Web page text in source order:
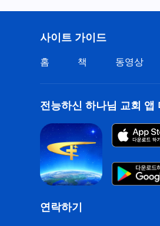
사이트 가이드
홈 책 동영상
전능하신 하나님 교회 앱
연락하기